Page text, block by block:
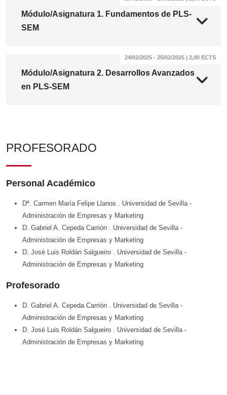
Módulo/Asignatura 1. Fundamentos de PLS-
SEM
Módulo/Asignatura 2. Desarrollos Avanzados
en PLS-SEM
24/02/2025 - 25/02/2025 | 2,00 ECTS
PROFESORADO
Personal Académico
Dª. Carmen María Felipe Llanos . Universidad de Sevilla -
Administración de Empresas y Marketing
D. Gabriel A. Cepeda Carrión . Universidad de Sevilla -
Administración de Empresas y Marketing
D. José Luis Roldán Salgueiro . Universidad de Sevilla -
Administración de Empresas y Marketing
Profesorado
D. Gabriel A. Cepeda Carrión . Universidad de Sevilla -
Administración de Empresas y Marketing
D. José Luis Roldán Salgueiro . Universidad de Sevilla -
Administración de Empresas y Marketing